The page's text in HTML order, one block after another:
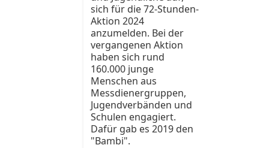
sich für die 72-Stunden-
Aktion 2024
anzumelden. Bei der
vergangenen Aktion
haben sich rund
160.000 junge
Menschen aus
Messdienergruppen,
Jugendverbänden und
Schulen engagiert.
Dafür gab es 2019 den
"Bambi".